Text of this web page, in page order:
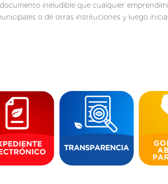
ineludible que cualquier
o de otras instituciones y luego